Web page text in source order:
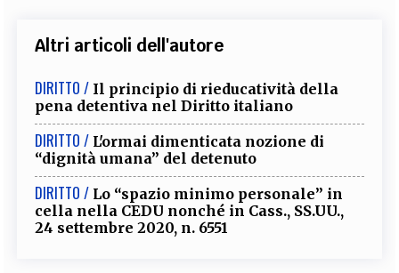
Altri articoli dell'autore
DIRITTO / Il principio di rieducatività della
pena detentiva nel Diritto italiano
DIRITTO / L'ormai dimenticata nozione di
“dignità umana” del detenuto
DIRITTO / Lo “spazio minimo personale” in
cella nella CEDU nonché in Cass., SS.UU.,
24 settembre 2020, n. 6551